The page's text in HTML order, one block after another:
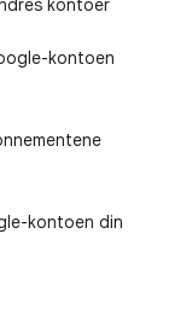
kontoer
kontoen
kontoen din